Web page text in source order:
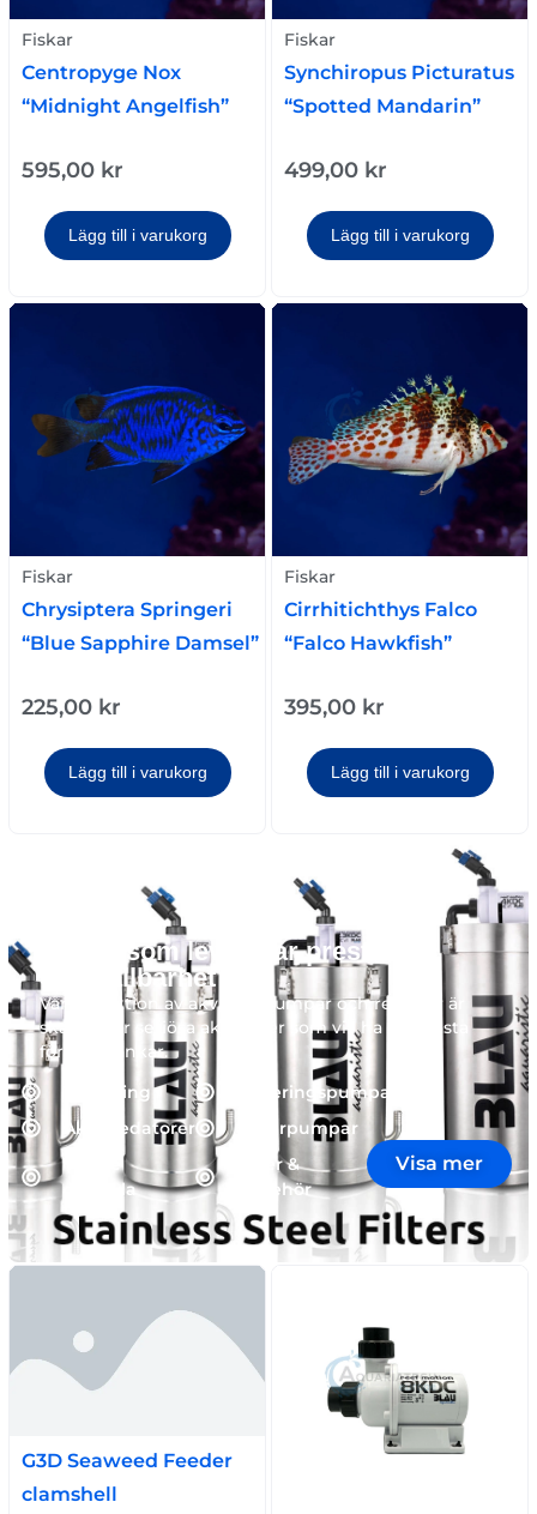
Centropyge Nox
“Midnight Angelfish”
595,00 kr
Lägg till i varukorg
Fiskar
Synchiropus Picturatus
“Spotted Mandarin”
499,00 kr
Lägg till i varukorg
Fiskar
Chrysiptera Springeri
“Blue Sapphire Damsel”
225,00 kr
Lägg till i varukorg
Fiskar
Cirrhitichthys Falco
“Falco Hawkfish”
395,00 kr
Lägg till i varukorg
Fiskar
Teknik som levererar prestanda
och hållbarhet
Vår kollektion av akvarier sumpar och refugier är
skapad
för seriösa akvarister som vill ha
bästa
för
tankar.
Belysning
Akvariedatorer
Värme
och kyla
Doseringspumpar
Returpumpar
Filter &
tillbehör
Visa mer
G3D Seaweed Feeder
clamshell